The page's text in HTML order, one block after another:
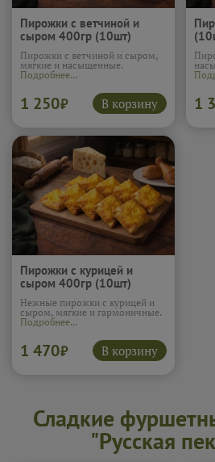
Пирожки с ветчиной и
сыром 400гр (10шт)
Пирожки с ветчиной и сыром,
мягкие и насыщенные.
Подробнее...
1 250₽ В корзину 1
Пирожки с курицей и
сыром 400гр (10шт)
Нежные пирожки с курицей и
сыром, мягкие и гармоничные.
Подробнее...
1 470₽ В корзину
Сладкие
"Русская